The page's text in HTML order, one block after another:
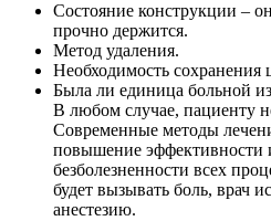
Состояние конструкции –
прочно держится.
Метод удаления.
Необходимость сохранения
Была ли единица больной
В любом случае, пациенту
Современные методы
повышение эффективности
безболезненности всех
будет вызывать боль, врач
анестезию.